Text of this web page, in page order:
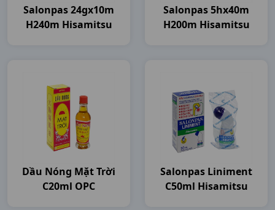
Salonpas 24gx10m
H240m Hisamitsu
Salonpas 5hx40m
H200m Hisamitsu
Dầu Nóng Mặt Trời
C20ml OPC
Salonpas Liniment
C50ml Hisamitsu